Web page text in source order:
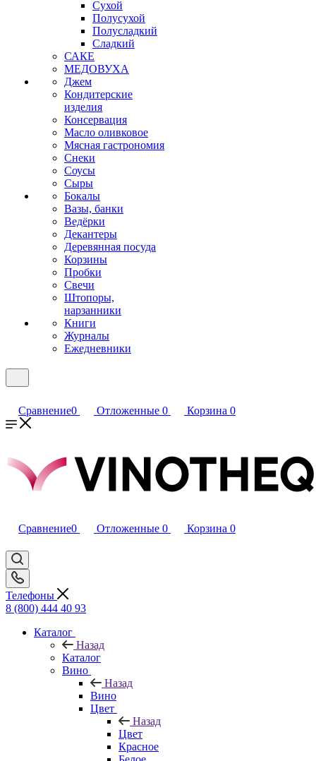
Сухой
Полусухой
Полусладкий
Сладкий
САКЕ
МЕДОВУХА
Джем
Кондитерские
изделия
Консервация
Масло оливковое
Мясная гастрономия
Снеки
Соусы
Сыры
Бокалы
Вазы, банки
Ведёрки
Декантеры
Деревянная посуда
Корзины
Пробки
Свечи
Штопоры,
нарзанники
Книги
Журналы
Ежедневники
Сравнение0 Отложенные 0 Корзина 0
Сравнение0 Отложенные 0 Корзина 0
Телефоны
8 (800) 444 40 93
Каталог
Назад
Каталог
Вино
Назад
Вино
Цвет
Назад
Цвет
Красное